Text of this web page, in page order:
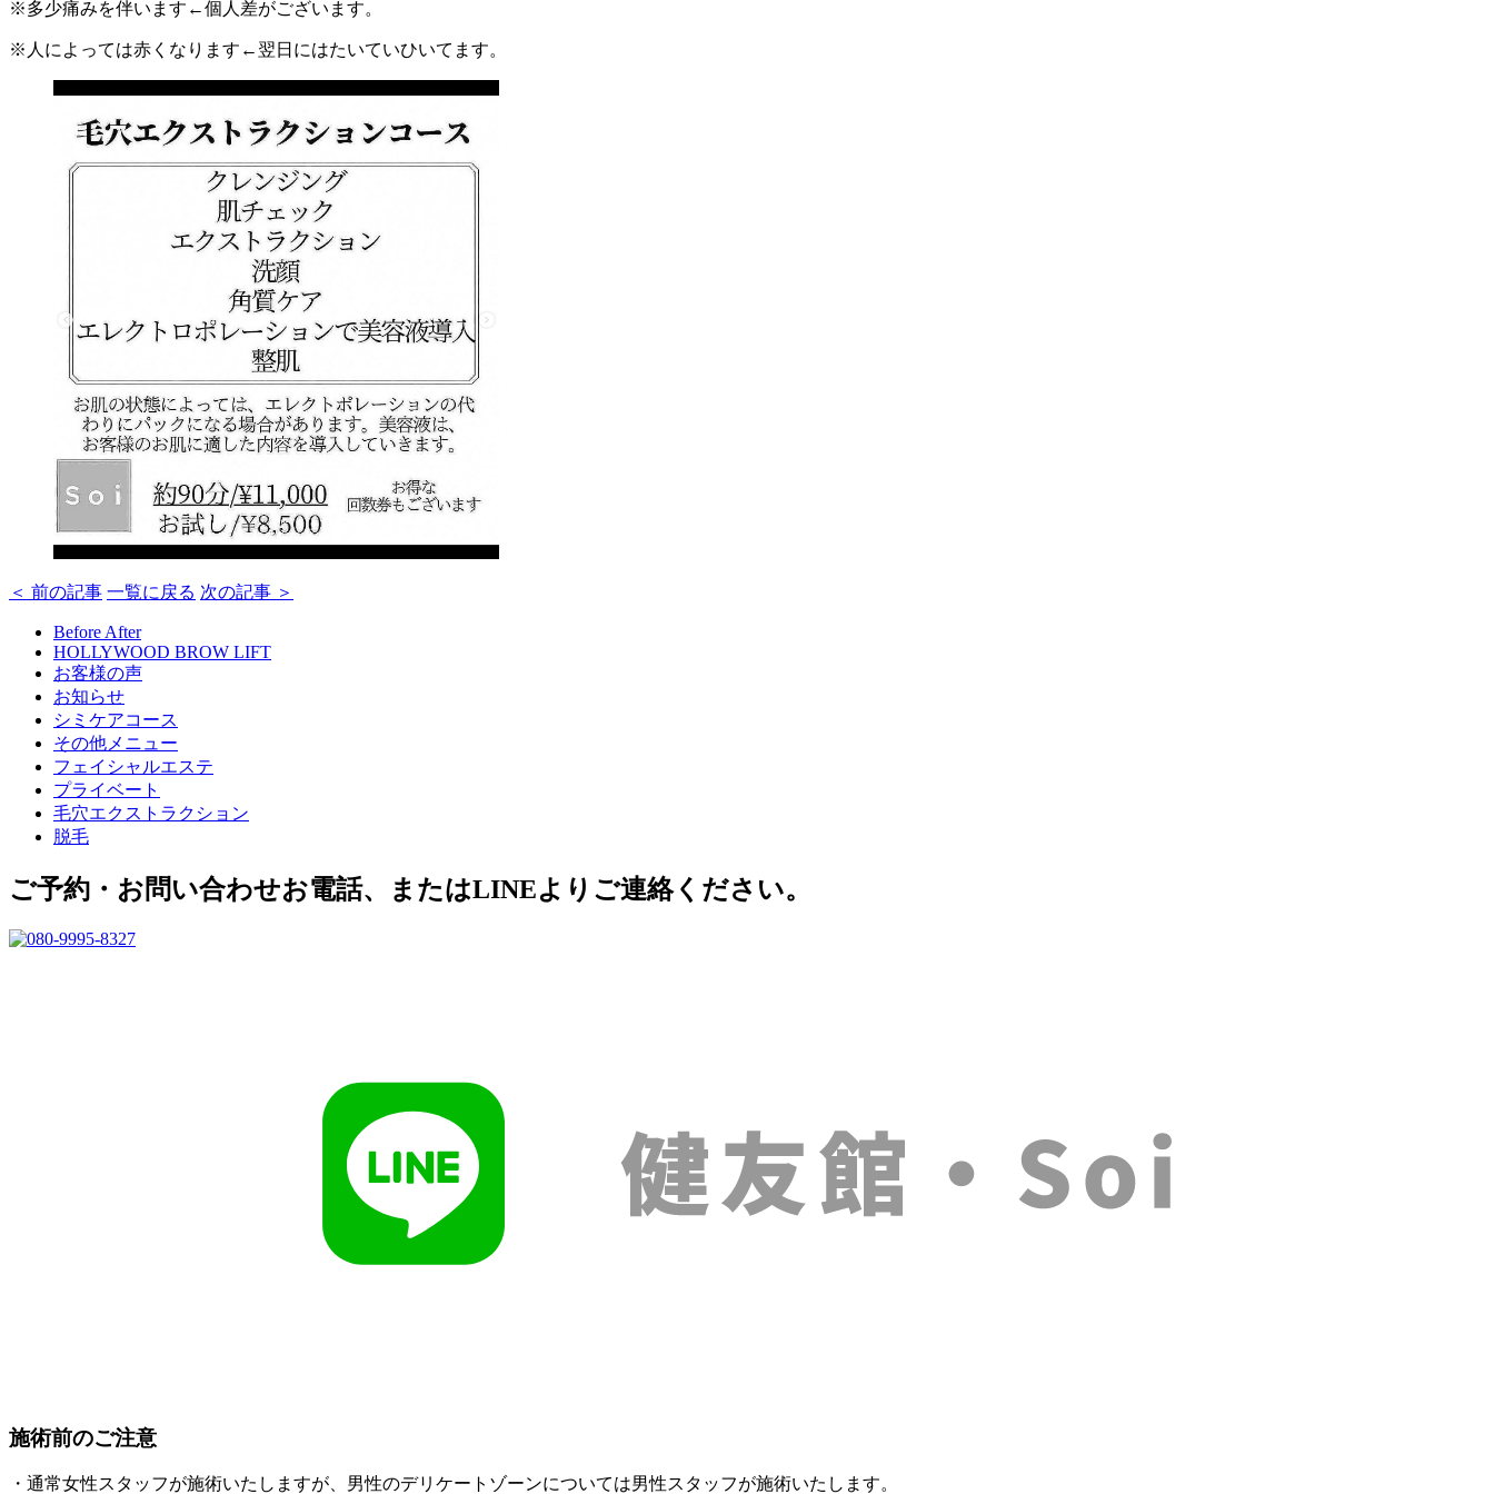
※多少痛みを伴います←個人差がございます。
※人によっては赤くなります←翌日にはたいていひいてます。
＜ 前の記事 一覧に戻る 次の記事 ＞
Before After
HOLLYWOOD BROW LIFT
お客様の声
お知らせ
シミケアコース
その他メニュー
フェイシャルエステ
プライベート
毛穴エクストラクション
脱毛
ご予約・お問い合わせお電話、またはLINEよりご連絡ください。
施術前のご注意
・通常女性スタッフが施術いたしますが、男性のデリケートゾーンについては男性スタッフが施術いたします。